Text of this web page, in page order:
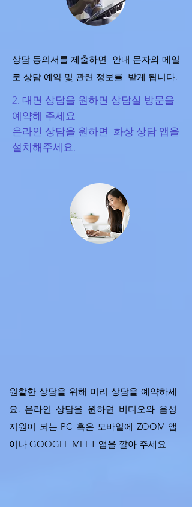
상담 동의서를 제출하면 안내 문자와 메일
로 상담 예약 및 관련 정보를 받게 됩니다.
2. 대면 상담을 원하면 상담실 방문을
예약해 주세요.
온라인 상담을 원하면 화상 상담 앱을
설치해주세요.
원할한 상담을 위해 미리 상담을 예약하세
요. 온라인 상담을 원하면 비디오와 음성
지원이 되는 PC 혹은 모바일에 ZOOM 앱
이나 GOOGLE MEET 앱을 깔아 주세요